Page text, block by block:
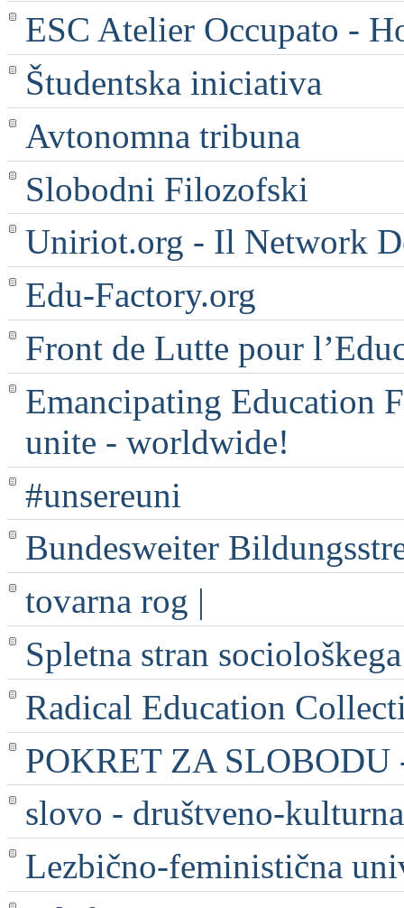
ESC Atelier Occupato -
Študentska iniciativa
Avtonomna tribuna
Slobodni Filozofski
Uniriot.org - Il Network
Edu-Factory.org
Front de Lutte pour
Emancipating Education
unite - worldwide!
#unsereuni
Bundesweiter
tovarna rog |
Spletna stran
Radical Education
POKRET ZA SLOBODU
slovo - društveno-
Lezbično-feministična